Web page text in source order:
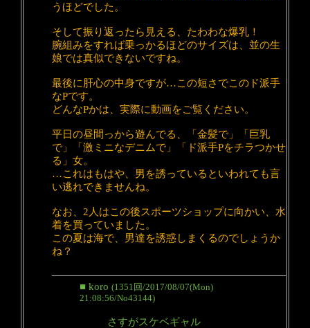
うほどでした。
そして振り返ったら見える、たわわな爆乳！
腕組みをすれば乗っかるほどのサイズは、並の生
娘では真似できないですね。
最後に肝心の中身ですが…この短さでこのド派手
なPです。
どんなPかは、実際に動画をご覧ください。
平日の昼間っから遊んでる、「金髪で」「巨乳
で」「激ミニなデニムで」「ド派手Pをチラつかせ
る」女。
…これはもはや、男を誘っているといわれても言
い逃れできませんね。
なお、2人はこの後スポーツショップに向かい、水
着を買っていました。
この夏は海で、男達を誘惑しまくるのでしょうか
ね？
■ koro (1351回/2017/08/07(Mon)
21:08:56/No43144)
さすがスケベギャル